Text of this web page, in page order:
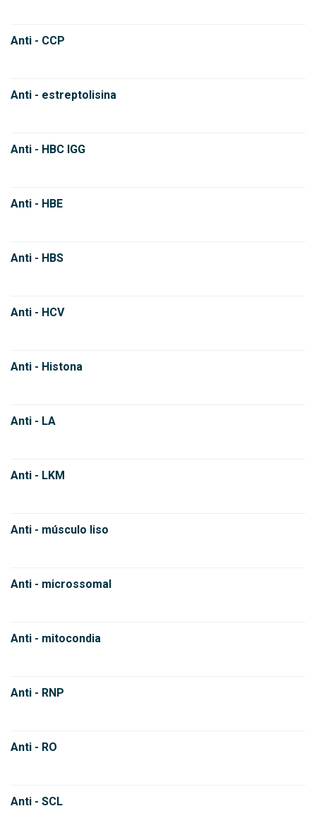
Anti - CCP
Anti - estreptolisina
Anti - HBC IGG
Anti - HBE
Anti - HBS
Anti - HCV
Anti - Histona
Anti - LA
Anti - LKM
Anti - músculo liso
Anti - microssomal
Anti - mitocondia
Anti - RNP
Anti - RO
Anti - SCL